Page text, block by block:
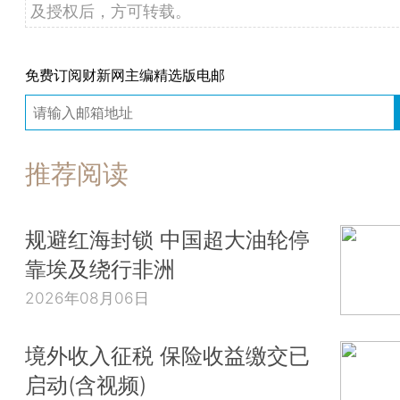
及授权后，方可转载。
免费订阅财新网主编精选版电邮
推荐阅读
规避红海封锁 中国超大油轮停
靠埃及绕行非洲
2026年08月06日
境外收入征税 保险收益缴交已
启动(含视频)